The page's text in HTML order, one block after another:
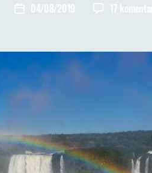
Data04/08/2019 17